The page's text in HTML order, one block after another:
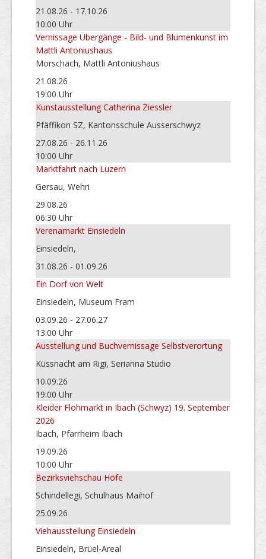
21.08.26 - 17.10.26
10:00 Uhr
Vernissage Übergänge - Bild- und Blumenkunst im
Mattli Antoniushaus
Morschach, Mattli Antoniushaus
21.08.26
19:00 Uhr
Kunstausstellung Catherina Ziessler
Pfäffikon SZ, Kantonsschule Ausserschwyz
27.08.26 - 26.11.26
10:00 Uhr
Marktfahrt nach Luzern
Gersau, Wehri
29.08.26
06:30 Uhr
Verenamarkt Einsiedeln
Einsiedeln,
31.08.26 - 01.09.26
Ein Dorf von Welt
Einsiedeln, Museum Fram
03.09.26 - 27.06.27
13:00 Uhr
Ausstellung und Buchvernissage Selbstverortung
Küssnacht am Rigi, Serianna Studio
10.09.26
19:00 Uhr
Kleider Flohmarkt in Ibach (Schwyz) 19. September
2026
Ibach, Pfarrheim Ibach
19.09.26
10:00 Uhr
Bezirksviehschau Höfe
Schindellegi, Schulhaus Maihof
25.09.26
Viehausstellung Einsiedeln
Einsiedeln, Brüel-Areal